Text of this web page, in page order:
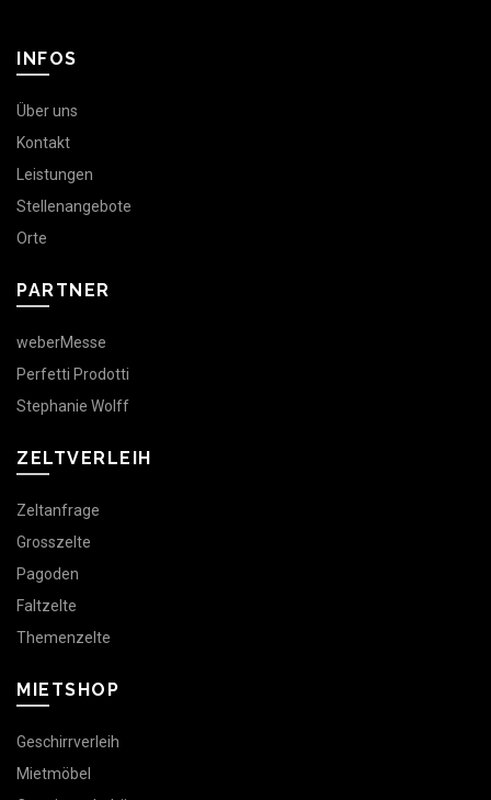
INFOS
Über uns
Kontakt
Leistungen
Stellenangebote
Orte
PARTNER
weberMesse
Perfetti Prodotti
Stephanie Wolff
ZELTVERLEIH
Zeltanfrage
Grosszelte
Pagoden
Faltzelte
Themenzelte
MIETSHOP
Geschirrverleih
Mietmöbel